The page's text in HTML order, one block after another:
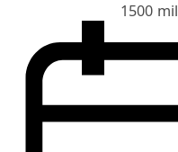
1500 mil